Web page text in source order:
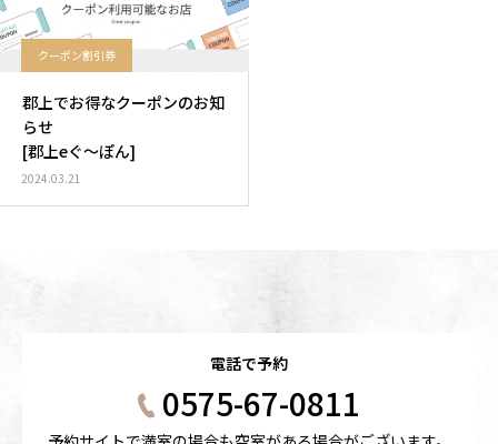
クーポン割引券
郡上でお得なクーポンのお知
らせ
[郡上eぐ〜ぽん]
2024.03.21
電話で予約
0575-67-0811